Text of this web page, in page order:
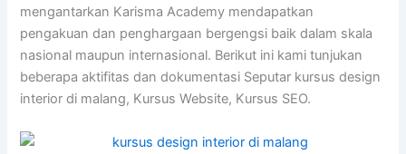
mengantarkan Karisma Academy mendapatkan
pengakuan dan penghargaan bergengsi baik dalam skala
nasional maupun internasional. Berikut ini kami tunjukan
beberapa aktifitas dan dokumentasi Seputar kursus design
interior di malang, Kursus Website, Kursus SEO.